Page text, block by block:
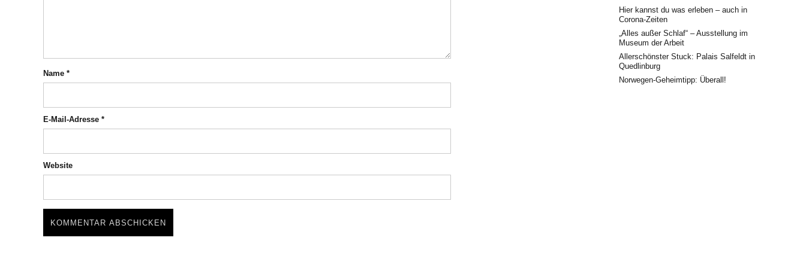
Name *
E-Mail-Adresse *
Website
Hier kannst du was erleben – auch in
Corona-Zeiten
„Alles außer Schlaf“ – Ausstellung im
Museum der Arbeit
Allerschönster Stuck: Palais Salfeldt in
Quedlinburg
Norwegen-Geheimtipp: Überall!